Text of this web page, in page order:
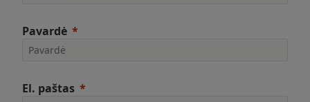
Pavardė
El. paštas